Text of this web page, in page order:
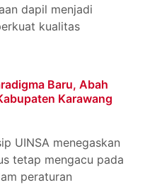
dapil menjadi
kualitas
Baru, Abah
Karawang
UINSA menegaskan
tetap mengacu pada
peraturan